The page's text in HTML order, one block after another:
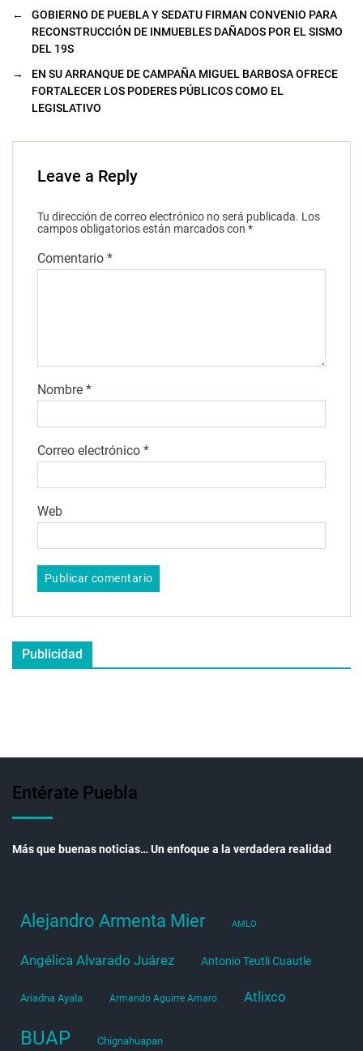
←
GOBIERNO DE PUEBLA Y SEDATU FIRMAN CONVENIO PARA
RECONSTRUCCIÓN DE INMUEBLES DAÑADOS POR EL SISMO
DEL 19S
→
EN SU ARRANQUE DE CAMPAÑA MIGUEL BARBOSA OFRECE
FORTALECER LOS PODERES PÚBLICOS COMO EL
LEGISLATIVO
Leave a Reply
Tu dirección de correo electrónico no será publicada. Los
campos obligatorios están marcados con *
Comentario *
Nombre *
Correo electrónico *
Web
Publicidad
Entérate Puebla
Más que buenas noticias… Un enfoque a la verdadera realidad
Alejandro Armenta Mier AMLO
Angélica Alvarado Juárez Antonio Teutli Cuautle
Ariadna Ayala Armando Aguirre Amaro Atlixco
BUAP Chignahuapan